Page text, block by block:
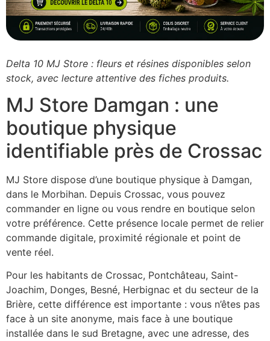
Delta 10 MJ Store : fleurs et résines disponibles selon
stock, avec lecture attentive des fiches produits.
MJ Store Damgan : une
boutique physique
identifiable près de Crossac
MJ Store dispose d’une boutique physique à Damgan,
dans le Morbihan. Depuis Crossac, vous pouvez
commander en ligne ou vous rendre en boutique selon
votre préférence. Cette présence locale permet de relier
commande digitale, proximité régionale et point de
vente réel.
Pour les habitants de Crossac, Pontchâteau, Saint-
Joachim, Donges, Besné, Herbignac et du secteur de la
Brière, cette différence est importante : vous n’êtes pas
face à un site anonyme, mais face à une boutique
installée dans le sud Bretagne, avec une adresse, des